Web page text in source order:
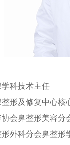
科技术主任
形及修复中心核
会鼻整形美容分
科分会鼻整形